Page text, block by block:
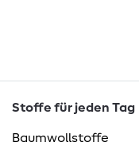
Stoffe für jeden Tag
Baumwollstoffe